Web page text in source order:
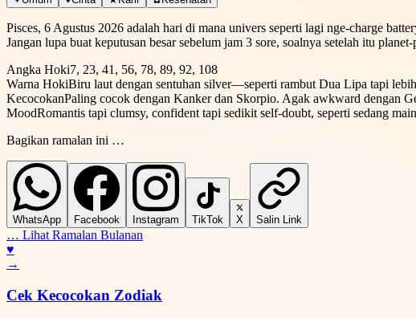
Pisces, 6 Agustus 2026 adalah hari di mana univers seperti lagi nge-charge
Jangan lupa buat keputusan besar sebelum jam 3 sore, soalnya setelah itu
Angka Hoki7, 23, 41, 56, 78, 89, 92, 108
Warna HokiBiru laut dengan sentuhan silver—seperti rambut Dua Lipa tapi
KecocokanPaling cocok dengan Kanker dan Skorpio. Agak awkward dengan
MoodRomantis tapi clumsy, confident tapi sedikit self-doubt, seperti sedang
Bagikan ramalan ini …
WhatsApp Facebook Instagram TikTok X Salin Link
… Lihat Ramalan Bulanan
♥
→
Cek Kecocokan Zodiak